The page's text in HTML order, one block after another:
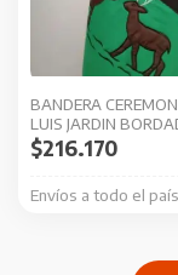
BANDERA
LUIS JARDIN
Envíos a todo el país
$216.170